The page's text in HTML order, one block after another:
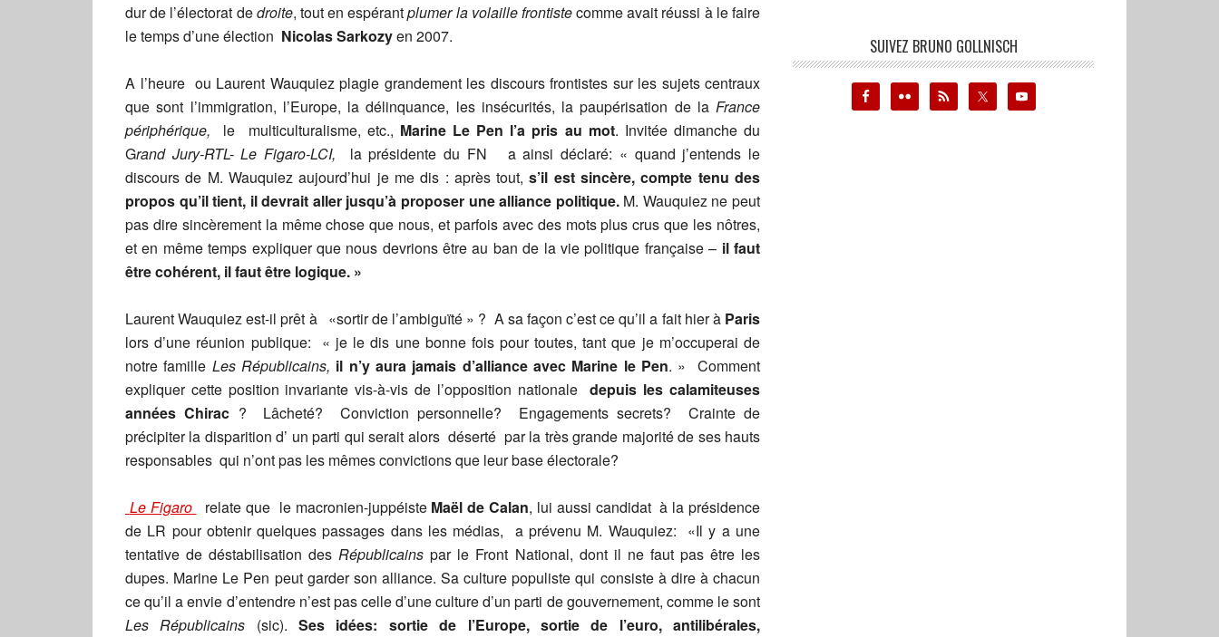
dur de l’électorat dedroite, tout en espérantplumer la volaille frontistecomme avait réussi à le faire
le temps d’une élection Nicolas Sarkozyen 2007.
A l’heure ou Laurent Wauquiez plagie grandement les discours frontistes sur les sujets centraux
que sont l’immigration, l’Europe, la délinquance, les insécurités, la paupérisation de la France
périphérique, le multiculturalisme, etc., Marine Le Pen l’a pris au mot. Invitée dimanche du
Grand Jury-RTL- Le Figaro-LCI, la présidente du FN a ainsi déclaré: « quand j’entends le
discours de M. Wauquiez aujourd’hui je me dis : après tout,s’il est sincère, compte tenu des
propos qu’il tient, il devrait aller jusqu’à proposer une alliance politique.M. Wauquiez ne peut
pas dire sincèrement la même chose que nous, et parfois avec des mots plus crus que les nôtres,
et en même temps expliquer que nous devrions être au ban de la vie politique française – il faut
être cohérent, il faut être logique. »
Laurent Wauquiez est-il prêt à «sortir de l’ambiguïté » ? A sa façon c’est ce qu’il a fait hier à Paris
lors d’une réunion publique: « je le dis une bonne fois pour toutes, tant que je m’occuperai de
notre famille Les Républicains, il n’y aura jamais d’alliance avec Marine le Pen. » Comment
expliquer cette position invariante vis-à-vis de l’opposition nationaledepuis les calamiteuses
années Chirac ? Lâcheté? Conviction personnelle? Engagements secrets? Crainte de
précipiter la disparition d’ un parti qui serait alors déserté par la très grande majorité de ses hauts
responsables qui n’ont pas les mêmes convictions que leur base électorale?
Le Figaro relate que le macronien-juppéiste Maël de Calan, lui aussi candidat à la présidence
de LR pour obtenir quelques passages dans les médias, a prévenu M. Wauquiez: «Il y a une
tentative de déstabilisation desRépublicains par le Front National, dont il ne faut pas être les
dupes. Marine Le Pen peut garder son alliance. Sa culture populiste qui consiste à dire à chacun
ce qu’il a envie d’entendre n’est pas celle d’une culture d’un parti de gouvernement, comme le sont
Les Républicains (sic).Ses idées: sortie de l’Europe, sortie de l’euro, antilibérales,
SUIVEZ BRUNO GOLLNISCH